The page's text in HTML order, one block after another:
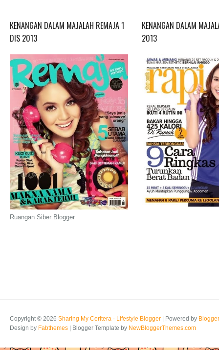
KENANGAN DALAM MAJALAH REMAJA 1
DIS 2013
Ruangan Siber Blogger
KENANGAN DALAM
2013
Copyright © 2026 Sharing My Ceritera - Lifestyle Blogger | Powered by Blogger
Design by Fabthemes | Blogger Template by NewBloggerThemes.com